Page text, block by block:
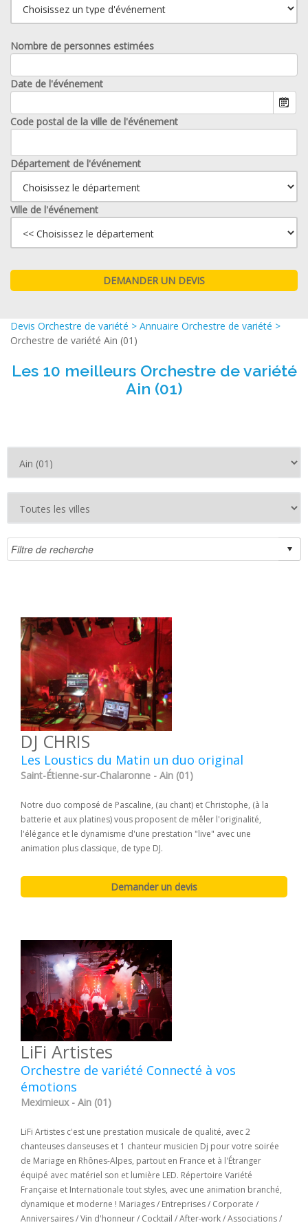
Nombre de personnes estimées
Date de l'événement
Code postal de la ville de l'événement
Département de l'événement
Ville de l'événement
Devis Orchestre de variété > Annuaire Orchestre de variété >
Orchestre de variété Ain (01)
Les 10 meilleurs Orchestre de variété
Ain (01)
DJ CHRIS
Les Loustics du Matin un duo original
Saint-Étienne-sur-Chalaronne - Ain (01)
Notre duo composé de Pascaline, (au chant) et Christophe, (à la
batterie et aux platines) vous proposent de mêler l'originalité,
l'élégance et le dynamisme d'une prestation "live" avec une
animation plus classique, de type DJ.
LiFi Artistes
Orchestre de variété Connecté à vos
émotions
Meximieux - Ain (01)
LiFi Artistes c'est une prestation musicale de qualité, avec 2
chanteuses danseuses et 1 chanteur musicien Dj pour votre soirée
de Mariage en Rhônes-Alpes, partout en France et à l'Étranger
équipé avec matériel son et lumière LED. Répertoire Variété
Française et Internationale tout styles, avec une animation branché,
dynamique et moderne ! Mariages / Entreprises / Corporate /
Anniversaires / Vin d'honneur / Cocktail / After-work / Associations /